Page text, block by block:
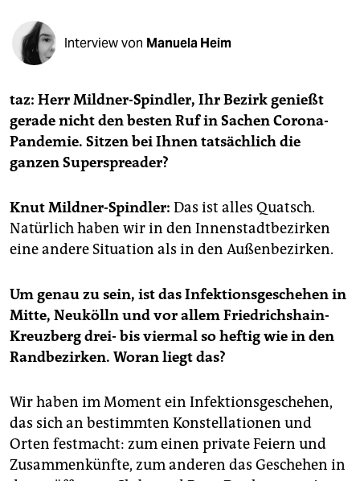
fragen & hilfe
unterstützen
genossenschaft
epaper login
Interview von Manuela Heim
taz: Herr Mildner-Spindler, Ihr Bezirk genießt
gerade nicht den besten Ruf in Sachen Corona-
Pandemie. Sitzen bei Ihnen tatsächlich die
ganzen Superspreader?
Knut Mildner-Spindler: Das ist alles Quatsch.
Natürlich haben wir in den Innenstadtbezirken
eine andere Situation als in den Außenbezirken.
Um genau zu sein, ist das Infektionsgeschehen in
Mitte, Neukölln und vor allem Friedrichshain-
Kreuzberg drei- bis viermal so heftig wie in den
Randbezirken. Woran liegt das?
Wir haben im Moment ein Infektionsgeschehen,
das sich an bestimmten Konstellationen und
Orten festmacht: zum einen private Feiern und
Zusammenkünfte, zum anderen das Geschehen in